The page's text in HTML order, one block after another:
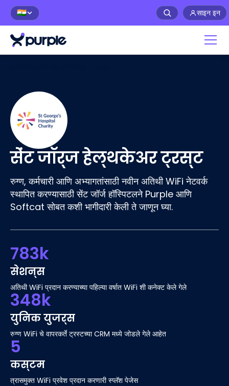
🇮🇳 साइन इन
सेंट जॉर्ज हेल्थकेअर ट्रस्ट
रुग्ण, कर्मचारी आणि अभ्यागतांसाठी नवीन अतिथी WiFi नेटवर्क
स्थापित करण्यासाठी सेंट जॉर्ज हॉस्पिटलने Purple आणि
Softcat सोबत कशी भागीदारी केली ते जाणून घ्या.
783k
सेशन्स
अतिथी WiFi प्रदान करण्याच्या पहिल्या वर्षात WiFi शी कनेक्ट केले गेले
348k
युनिक युजर्स
रुग्ण WiFi चे वापरकर्ते ट्रस्टच्या CRM मध्ये जोडले गेले आहेत
5
कस्टम
त्रासमुक्त WiFi प्रवेश प्रदान करणारी स्प्लॅश पेजेस